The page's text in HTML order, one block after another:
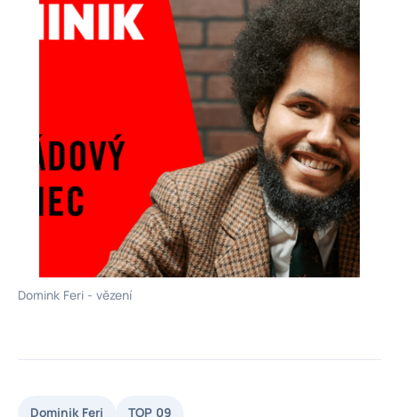
Domink Feri - vězení
Dominik Feri TOP 09